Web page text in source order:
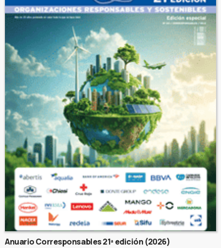
Anuario Corresponsables 21ª edición (2026)